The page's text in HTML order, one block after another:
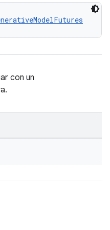
con un